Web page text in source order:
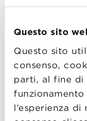
Questo sito
Questo sito
consenso,
parti, al fine
l’esperienza
Operations.
L’Open
Bologna
18, a Bologna.
Vieni a